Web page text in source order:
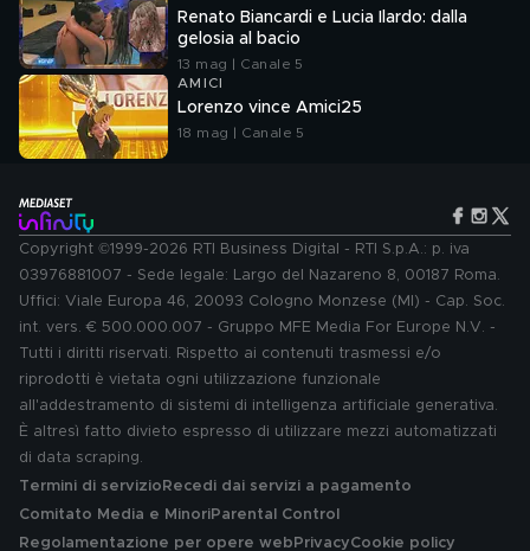
Renato Biancardi e Lucia Ilardo: dalla
gelosia al bacio
13 mag | Canale 5
AMICI
Lorenzo vince Amici25
18 mag | Canale 5
Copyright ©1999-2026 RTI Business Digital - RTI S.p.A.: p. iva
03976881007 - Sede legale: Largo del Nazareno 8, 00187 Roma.
Uffici: Viale Europa 46, 20093 Cologno Monzese (MI) - Cap. Soc.
int. vers. € 500.000.007 - Gruppo MFE Media For Europe N.V. -
Tutti i diritti riservati. Rispetto ai contenuti trasmessi e/o
riprodotti è vietata ogni utilizzazione funzionale
all'addestramento di sistemi di intelligenza artificiale generativa.
È altresì fatto divieto espresso di utilizzare mezzi automatizzati
di data scraping.
Termini di servizio Recedi dai servizi a pagamento
Comitato Media e MinoriParental Control
Regolamentazione per opere web PrivacyCookie policy